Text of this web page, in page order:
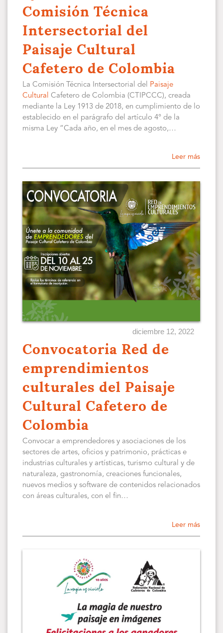
Comisión Técnica
Intersectorial del
Paisaje Cultural
Cafetero de Colombia
La Comisión Técnica Intersectorial del
Paisaje
Cultural Cafetero de Colombia (CTIPCCC), creada
mediante la Ley 1913 de 2018, en cumplimiento de lo
establecido en el parágrafo del artículo 4° de la
misma Ley “Cada año, en el mes de agosto,…
Leer más
diciembre 12, 2022
Convocatoria Red de
emprendimientos
culturales del Paisaje
Cultural Cafetero de
Colombia
Convocar a emprendedores y asociaciones de los
sectores de artes, oficios y patrimonio, prácticas e
industrias culturales y artísticas, turismo cultural y de
naturaleza, gastronomía, creaciones funcionales,
nuevos medios y software de contenidos relacionados
con áreas culturales, con el fin…
Leer más